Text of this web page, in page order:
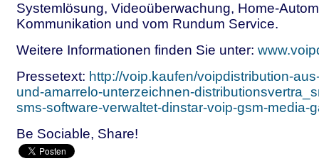
Systemlösung, Videoüberwachung, Home-
Kommunikation und vom Rundum Service.
Weitere Informationen finden Sie unter:
Pressetext: http://voip.kaufen/voipdistribution-
und-amarrelo-unterzeichnen-
sms-software-verwaltet-dinstar-voip-gsm-media-
Be Sociable, Share!